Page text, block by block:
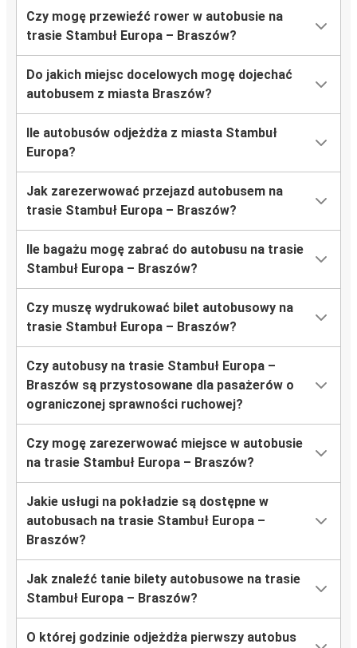
Czy mogę przewieźć rower w autobusie na
trasie Stambuł Europa – Braszów?
Do jakich miejsc docelowych mogę dojechać
autobusem z miasta Braszów?
Ile autobusów odjeżdża z miasta Stambuł
Europa?
Jak zarezerwować przejazd autobusem na
trasie Stambuł Europa – Braszów?
Ile bagażu mogę zabrać do autobusu na trasie
Stambuł Europa – Braszów?
Czy muszę wydrukować bilet autobusowy na
trasie Stambuł Europa – Braszów?
Czy autobusy na trasie Stambuł Europa –
Braszów są przystosowane dla pasażerów o
ograniczonej sprawności ruchowej?
Czy mogę zarezerwować miejsce w autobusie
na trasie Stambuł Europa – Braszów?
Jakie usługi na pokładzie są dostępne w
autobusach na trasie Stambuł Europa –
Braszów?
Jak znaleźć tanie bilety autobusowe na trasie
Stambuł Europa – Braszów?
O której godzinie odjeżdża pierwszy autobus